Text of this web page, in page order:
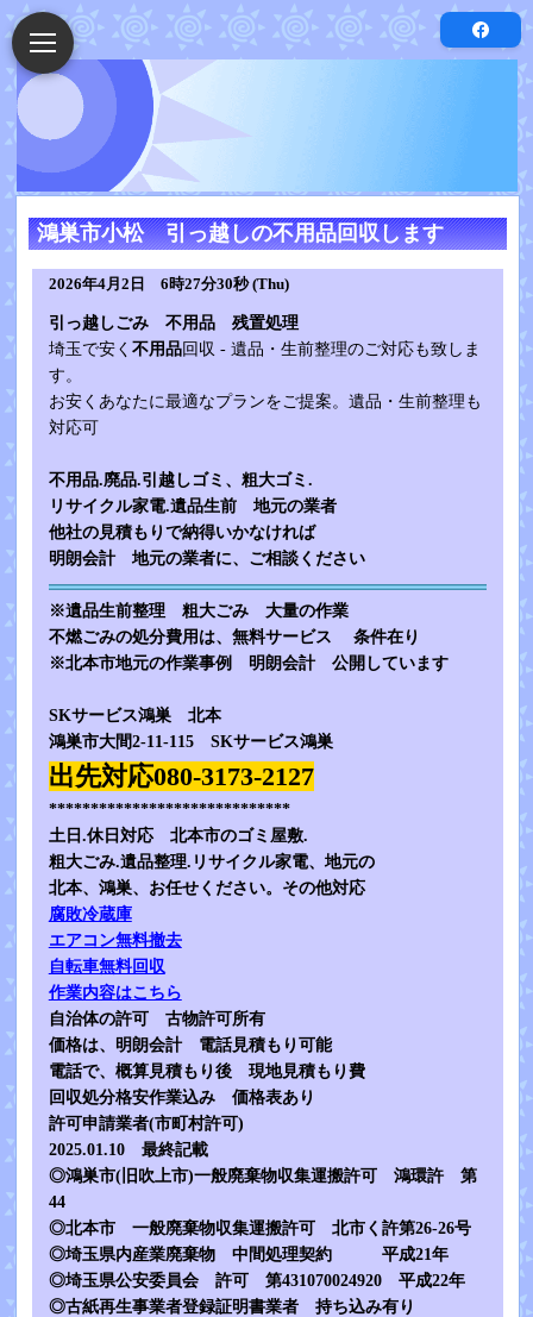
鴻巣市小松 引っ越しの不用品回収します
2026年4月2日 6時27分30秒 (Thu)
引っ越しごみ 不用品 残置処理
埼玉で安く 不用品回収 - 遺品・生前整理のご対応も致しま
す。
お安くあなたに最適なプランをご提案。遺品・生前整理も
対応可
不用品.廃品.引越しゴミ、粗大ゴミ.
リサイクル家電.遺品生前 地元の業者
他社の見積もりで納得いかなければ
明朗会計 地元の業者に、ご相談ください
※遺品生前整理 粗大ごみ 大量の作業
不燃ごみの処分費用は、無料サービス 条件在り
※北本市地元の作業事例 明朗会計 公開しています
SKサービス鴻巣 北本
鴻巣市大間2-11-115 SKサービス鴻巣
出先対応080-3173-2127
*****************************
土日.休日対応 北本市のゴミ屋敷.
粗大ごみ.遺品整理.リサイクル家電、地元の
北本、鴻巣、お任せください。その他対応
腐敗冷蔵庫
エアコン無料撤去
自転車無料回収
作業内容はこちら
自治体の許可 古物許可所有
価格は、明朗会計 電話見積もり可能
電話で、概算見積もり後 現地見積もり費
回収処分格安作業込み 価格表あり
許可申請業者(市町村許可)
2025.01.10 最終記載
◎鴻巣市(旧吹上市)一般廃棄物収集運搬許可 鴻環許 第
44
◎北本市 一般廃棄物収集運搬許可 北市く許第26-26号
◎埼玉県内産業廃棄物 中間処理契約 平成21年
◎埼玉県公安委員会 許可 第431070024920 平成22年
◎古紙再生事業者登録証明書業者 持ち込み有り